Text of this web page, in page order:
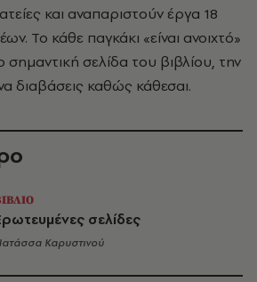
και αναπαριστούν έργα 18
Το κάθε παγκάκι «είναι ανοιχτό»
σημαντική σελίδα του βιβλίου, την
διαβάσεις καθώς κάθεσαι.
σελίδες
Καρυστινού